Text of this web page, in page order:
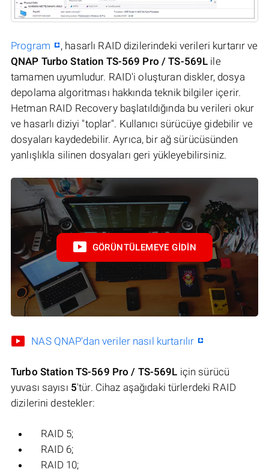
Program
, hasarlı RAID dizilerindeki verileri kurtarır ve
QNAP Turbo Station TS-569 Pro / TS-569L ile
tamamen uyumludur. RAID'i oluşturan diskler, dosya
depolama algoritması hakkında teknik bilgiler içerir.
Hetman RAID Recovery başlatıldığında bu verileri okur
ve hasarlı diziyi "toplar". Kullanıcı sürücüye gidebilir ve
dosyaları kaydedebilir. Ayrıca, bir ağ sürücüsünden
yanlışlıkla silinen dosyaları geri yükleyebilirsiniz.
GÖRÜNTÜLEMEYE GIDIN
NAS QNAP'dan veriler nasıl kurtarılır
Turbo Station TS-569 Pro / TS-569L için sürücü
yuvası sayısı 5'tür. Cihaz aşağıdaki türlerdeki RAID
dizilerini destekler:
RAID 5;
RAID 6;
RAID 10;